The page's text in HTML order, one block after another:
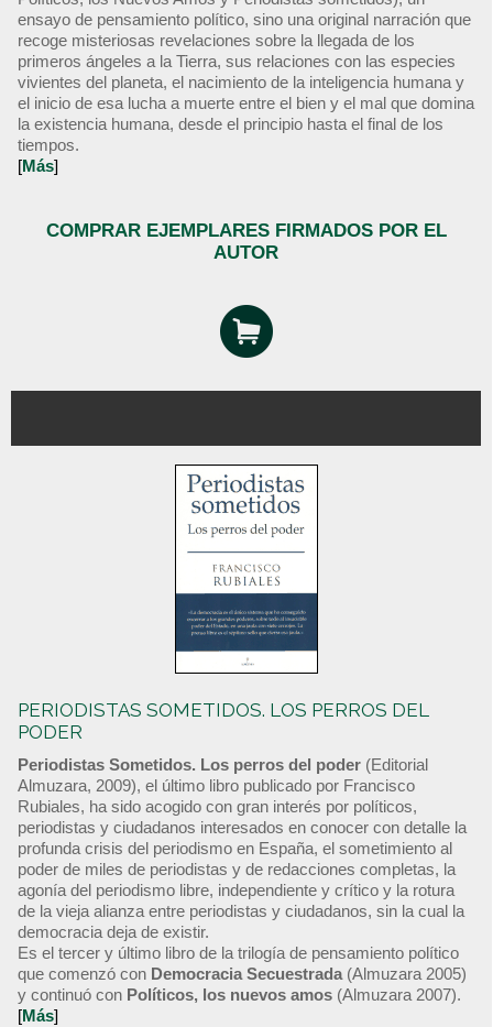
ensayo de pensamiento político, sino una original narración que
recoge misteriosas revelaciones sobre la llegada de los
primeros ángeles a la Tierra, sus relaciones con las especies
vivientes del planeta, el nacimiento de la inteligencia humana y
el inicio de esa lucha a muerte entre el bien y el mal que domina
la existencia humana, desde el principio hasta el final de los
tiempos.
[Más]
COMPRAR EJEMPLARES FIRMADOS POR EL
AUTOR
PERIODISTAS SOMETIDOS. LOS PERROS DEL
PODER
Periodistas Sometidos. Los perros del poder (Editorial
Almuzara, 2009), el último libro publicado por Francisco
Rubiales, ha sido acogido con gran interés por políticos,
periodistas y ciudadanos interesados en conocer con detalle la
profunda crisis del periodismo en España, el sometimiento al
poder de miles de periodistas y de redacciones completas, la
agonía del periodismo libre, independiente y crítico y la rotura
de la vieja alianza entre periodistas y ciudadanos, sin la cual la
democracia deja de existir.
Es el tercer y último libro de la trilogía de pensamiento político
que comenzó con Democracia Secuestrada (Almuzara 2005)
y continuó con Políticos, los nuevos amos (Almuzara 2007).
[Más]